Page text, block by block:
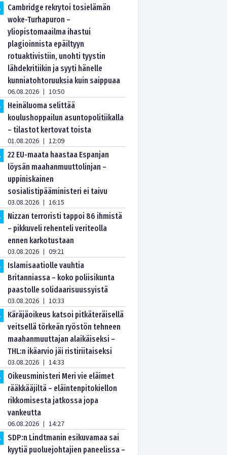
Cambridge rekrytoi tosielämän
woke-Turhapuron –
yliopistomaailma ihastui
plagioinnista epäiltyyn
rotuaktivistiin, unohti tyystin
lähdekritiikin ja syyti hänelle
kunniatohtoruuksia kuin saippuaa
06.08.2026 | 10:50
.
Heinäluoma selittää
koulushoppailun asuntopolitiikalla
– tilastot kertovat toista
01.08.2026 | 12:09
22 EU-maata haastaa Espanjan
löysän maahanmuuttolinjan –
uppiniskainen
sosialistipääministeri ei taivu
03.08.2026 | 16:15
Nizzan terroristi tappoi 86 ihmistä
– pikkuveli rehenteli veriteolla
ennen karkotustaan
03.08.2026 | 09:21
Islamisaatiolle vauhtia
Britanniassa – koko poliisikunta
paastolle solidaarisuussyistä
03.08.2026 | 10:33
Käräjäoikeus katsoi pitkäteräisellä
veitsellä törkeän ryöstön tehneen
maahanmuuttajan alaikäiseksi –
THL:n ikäarvio jäi ristiriitaiseksi
03.08.2026 | 14:33
Oikeusministeri Meri vie eläimet
rääkkääjiltä – eläintenpitokiellon
rikkomisesta jatkossa jopa
vankeutta
06.08.2026 | 14:27
SDP:n Lindtmanin esikuvamaa sai
kyytiä puoluejohtajien paneelissa –